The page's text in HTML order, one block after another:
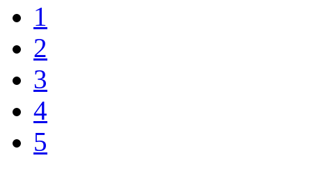
1
2
3
4
5